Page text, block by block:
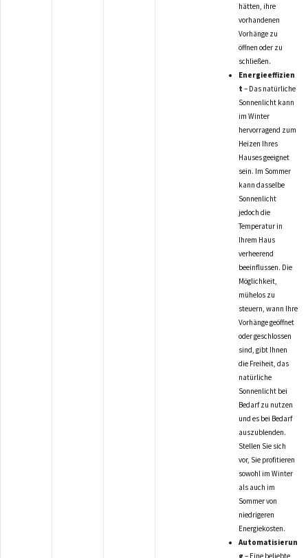
hätten, ihre
vorhandenen
Vorhänge zu
öffnen oder zu
schließen.
Energieeffizien
t – Das natürliche
Sonnenlicht kann
im Winter
hervorragend zum
Heizen Ihres
Hauses geeignet
sein. Im Sommer
kann dasselbe
Sonnenlicht
jedoch die
Temperatur in
Ihrem Haus
verheerend
beeinflussen. Die
Möglichkeit,
mühelos zu
steuern, wann Ihre
Vorhänge geöffnet
oder geschlossen
sind, gibt Ihnen
die Freiheit, das
natürliche
Sonnenlicht bei
Bedarf zu nutzen
und es bei Bedarf
auszublenden.
Stellen Sie sich
vor, Sie profitieren
sowohl im Winter
als auch im
Sommer von
niedrigeren
Energiekosten.
Automatisierun
g – Eine beliebte